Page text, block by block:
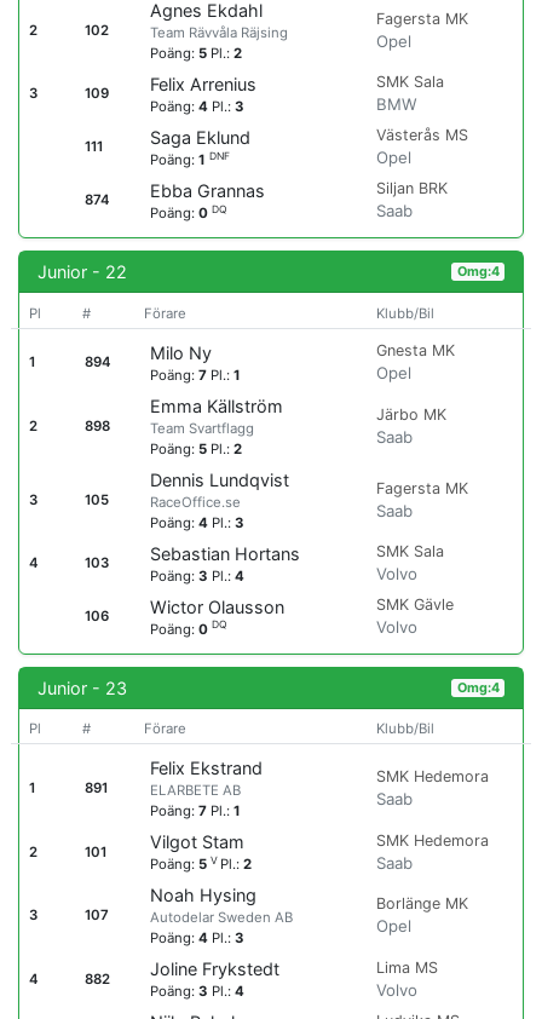
2 102
Agnes Ekdahl
Team Rävvåla Räjsing
Poäng: 5 Pl.:2
Fagersta MK
Opel
3 109 Felix Arrenius
Poäng:4 Pl.:3
SMK Sala
BMW
111 Saga Eklund
Poäng:1DNF
Västerås MS
Opel
874 Ebba Grannas
Poäng:0DQ
Siljan BRK
Saab
Junior - 22 Omg:4
Pl # Förare Klubb/Bil
1 894 Milo Ny
Poäng:7 Pl.:1
Gnesta MK
Opel
2 898
Emma Källström
Team Svartflagg
Poäng: 5 Pl.:2
Järbo MK
Saab
3 105
Dennis Lundqvist
RaceOffice.se
Poäng:4 Pl.:3
Fagersta MK
Saab
4 103 Sebastian Hortans
Poäng:3 Pl.:4
SMK Sala
Volvo
106 Wictor Olausson
Poäng:0DQ
SMK Gävle
Volvo
Junior - 23 Omg:4
Pl # Förare Klubb/Bil
1 891
Felix Ekstrand
ELARBETE AB
Poäng:7 Pl.:1
SMK Hedemora
Saab
2 101 Vilgot Stam
Poäng: 5V Pl.:2
SMK Hedemora
Saab
3 107
Noah Hysing
Autodelar Sweden AB
Poäng:4 Pl.:3
Borlänge MK
Opel
4 882 Joline Frykstedt
Poäng:3 Pl.:4
Lima MS
Volvo